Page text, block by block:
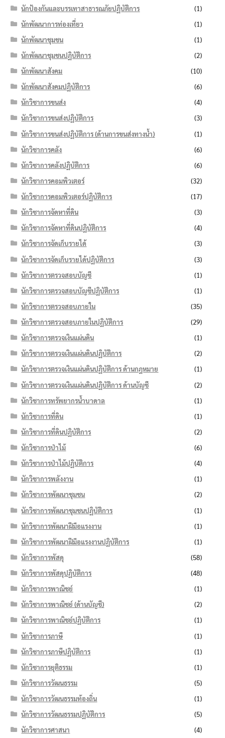
นักป้องกันและบรรเทาสาธารณภัยปฏิบัติการ
(1)
นักพัฒนาการท่องเที่ยว
(1)
นักพัฒนาชุมชน
(1)
นักพัฒนาชุมชนปฏิบัติการ
(2)
นักพัฒนาสังคม
(10)
นักพัฒนาสังคมปฏิบัติการ
(6)
นักวิชาการขนส่ง
(4)
นักวิชาการขนส่งปฏิบัติการ
(3)
นักวิชาการขนส่งปฏิบัติการ (ด้านการขนส่งทางน้ำ)
(1)
นักวิชาการคลัง
(6)
นักวิชาการคลังปฏิบัติการ
(6)
นักวิชาการคอมพิวเตอร์
(32)
นักวิชาการคอมพิวเตอร์ปฏิบัติการ
(17)
นักวิชาการจัดหาที่ดิน
(3)
นักวิชาการจัดหาที่ดินปฏิบัติการ
(4)
นักวิชาการจัดเก็บรายได้
(3)
นักวิชาการจัดเก็บรายได้ปฏิบัติการ
(3)
นักวิชาการตรวจสอบบัญชี
(1)
นักวิชาการตรวจสอบบัญชีปฏิบัติการ
(1)
นักวิชาการตรวจสอบภายใน
(35)
นักวิชาการตรวจสอบภายในปฏิบัติการ
(29)
นักวิชาการตรวจเงินแผ่นดิน
(1)
นักวิชาการตรวจเงินแผ่นดินปฏิบัติการ
(2)
นักวิชาการตรวจเงินแผ่นดินปฏิบัติการ ด้านกฎหมาย
(1)
นักวิชาการตรวจเงินแผ่นดินปฏิบัติการ ด้านบัญชี
(2)
นักวิชาการทรัพยากรน้ำบาดาล
(1)
นักวิชาการที่ดิน
(1)
นักวิชาการที่ดินปฏิบัติการ
(2)
นักวิชาการป่าไม้
(6)
นักวิชาการป่าไม้ปฏิบัติการ
(4)
นักวิชาการพลังงาน
(1)
นักวิชาการพัฒนาชุมชน
(2)
นักวิชาการพัฒนาชุมชนปฏิบัติการ
(1)
นักวิชาการพัฒนาฝีมือแรงงาน
(1)
นักวิชาการพัฒนาฝีมือแรงงานปฏิบัติการ
(1)
นักวิชาการพัสดุ
(58)
นักวิชาการพัสดุปฏิบัติการ
(48)
นักวิชาการพาณิชย์
(1)
นักวิชาการพาณิชย์ (ด้านบัญชี)
(2)
นักวิชาการพาณิชย์ปฏิบัติการ
(1)
นักวิชาการภาษี
(1)
นักวิชาการภาษีปฏิบัติการ
(1)
นักวิชาการยุติธรรม
(1)
นักวิชาการวัฒนธรรม
(5)
นักวิชาการวัฒนธรรมท้องถิ่น
(1)
นักวิชาการวัฒนธรรมปฏิบัติการ
(5)
นักวิชาการศาสนา
(4)